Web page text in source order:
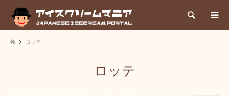
検索
ロッテ
ロッテ